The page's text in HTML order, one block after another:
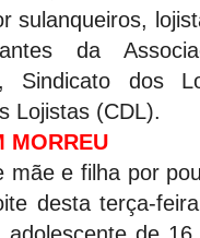
sulanqueiros,
da
Sindicato dos
Lojistas (CDL).
MORREU
mãe e filha por
desta terça-
adolescente de